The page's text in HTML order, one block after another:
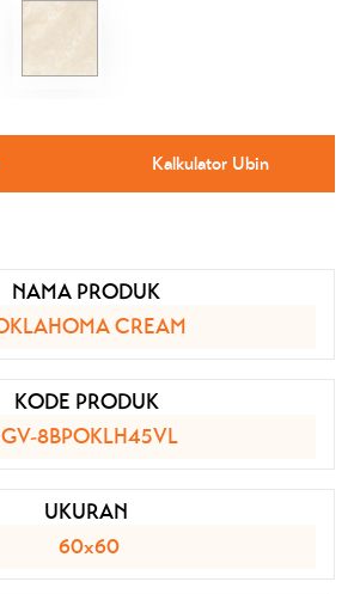
Kalkulator Ubin
NAMA PRODUK
CREAM
KODE PRODUK
GV-8BPOKLH45VL
UKURAN
60x60